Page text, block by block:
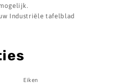
Industriële tafelblad
Eiken